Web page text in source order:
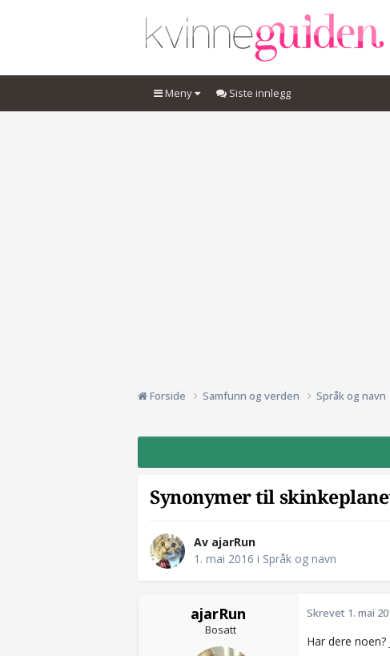
Meny Siste innlegg
Forside Samfunn og verden Språk og navn
Synonymer til
Av ajarRun
1. mai 2016 i Språk og navn
ajarRun
Bosatt
Skrevet 1. mai
Har dere